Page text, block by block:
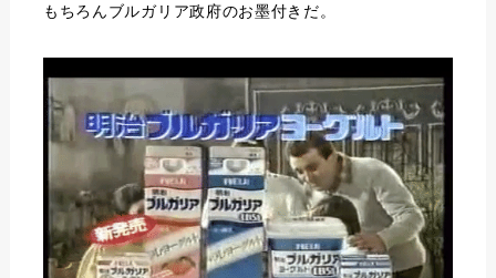
もちろんブルガリア政府のお墨付きだ。